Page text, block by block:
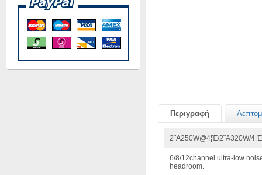
Περιγραφή
2΅Α250W@4¦Έ/2΅Α320W/
6/8/12channel ultra-low
headroom.